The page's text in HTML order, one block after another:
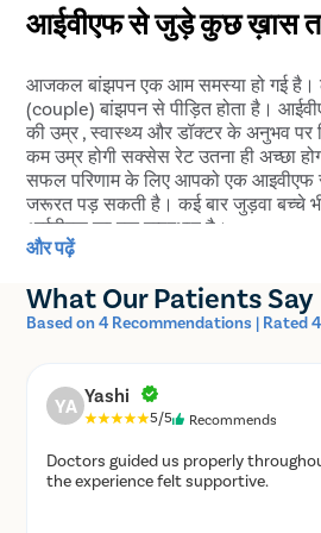
आईवीएफ से जुड़े कुछ ख़ास
आजकल बांझपन एक आम समस्या हो गई है।
(couple) बांझपन से पीड़ित होता है।
की उम्र , स्वास्थ्य और डॉक्टर के अनुभव पर
कम उम्र होगी सक्सेस रेट उतना ही अच्छा
सफल परिणाम के लिए आपको एक आइवीएफ
जरूरत पड़ सकती है। कई बार जुड़वा बच्चे
आईवीएफ का एक दुष्प्रभाव है।
बांझपन के अन्य उपचार के मुकाबले
पुरुष के स्पर्म या महिला के अंडे में कोई
अच्छा विकल्प है।
रूप में काम करता है।
और पढ़ें
What Our Patients Say
Based on 4 Recommendations | Rated
YA Yashi
5/5 Recommends
Doctors guided us properly
the experience felt supportive.